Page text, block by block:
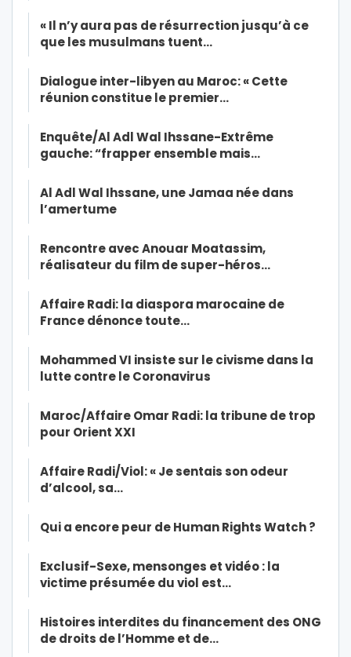
« Il n’y aura pas de résurrection jusqu’à ce
que les musulmans tuent…
Dialogue inter-libyen au Maroc: « Cette
réunion constitue le premier…
Enquête/Al Adl Wal Ihssane-Extrême
gauche: “frapper ensemble mais…
Al Adl Wal Ihssane, une Jamaa née dans
l’amertume
Rencontre avec Anouar Moatassim,
réalisateur du film de super-héros…
Affaire Radi: la diaspora marocaine de
France dénonce toute…
Mohammed VI insiste sur le civisme dans la
lutte contre le Coronavirus
Maroc/Affaire Omar Radi: la tribune de trop
pour Orient XXI
Affaire Radi/Viol: « Je sentais son odeur
d’alcool, sa…
Qui a encore peur de Human Rights Watch ?
Exclusif-Sexe, mensonges et vidéo : la
victime présumée du viol est…
Histoires interdites du financement des ONG
de droits de l’Homme et de…